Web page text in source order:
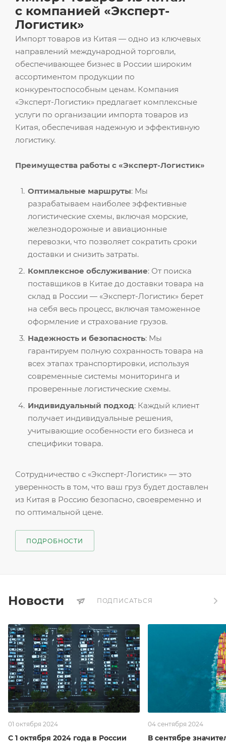
Импорт товаров из Китая — одно из ключевых
направлений международной торговли,
обеспечивающее бизнес в России широким
ассортиментом продукции по
конкурентоспособным ценам. Компания
«Эксперт-Логистик» предлагает комплексные
услуги по организации импорта товаров из
Китая, обеспечивая надежную и эффективную
логистику.
Преимущества работы с «Эксперт-Логистик»
Оптимальные маршруты: Мы
разрабатываем наиболее эффективные
логистические схемы, включая морские,
железнодорожные и авиационные
перевозки, что позволяет сократить сроки
доставки и снизить затраты.
Комплексное обслуживание: От поиска
поставщиков в Китае до доставки товара на
склад в России — «Эксперт-Логистик» берет
на себя весь процесс, включая таможенное
оформление и страхование грузов.
Надежность и безопасность: Мы
гарантируем полную сохранность товара на
всех этапах транспортировки, используя
современные системы мониторинга и
проверенные логистические схемы.
Индивидуальный подход: Каждый клиент
получает индивидуальные решения,
учитывающие особенности его бизнеса и
специфики товара.
Сотрудничество с «Эксперт-Логистик» — это
уверенность в том, что ваш груз будет доставлен
из Китая в Россию безопасно, своевременно и
по оптимальной цене.
ПОДРОБНОСТИ
с компанией «Эксперт-
Логистик»
Новости ПОДПИСАТЬСЯ
01 октября 2024
С 1 октября 2024 года в России
04 сентября 2024
В сентябре